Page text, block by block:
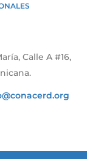
Calle A #16,